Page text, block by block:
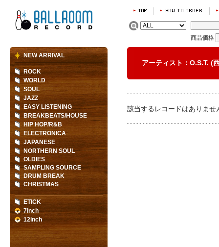
商品価格
アーティスト：O.S.T.
該当するレコードはありませ
NEW ARRIVAL
ROCK
WORLD
SOUL
JAZZ
EASY LISTENING
BREAKBEATS/HOUSE
HIP HOP/R&B
ELECTRONICA
JAPANESE
NORTHERN SOUL
OLDIES
SAMPLING SOURCE
DRUM BREAK
CHRISTMAS
ETICK
7inch
12inch